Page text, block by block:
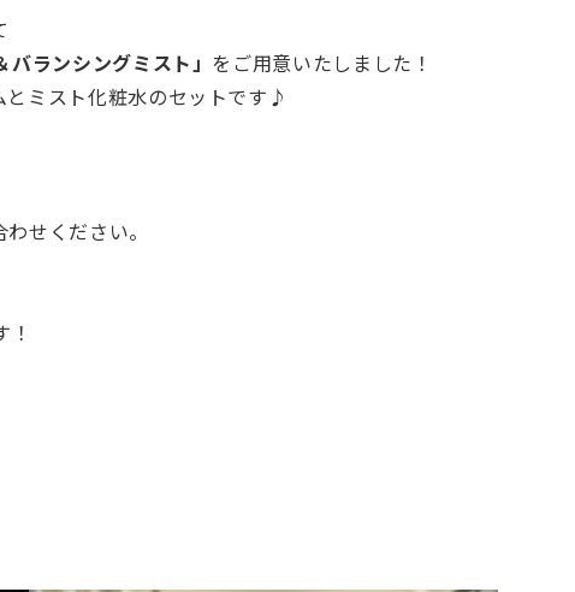
ランシングミスト」 をご用意いたしました！
ミスト化粧水のセットです♪
せください。